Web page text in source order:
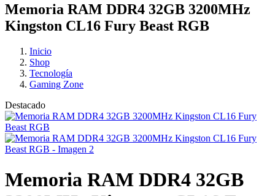
Memoria RAM DDR4 32GB 3200MHz
Kingston CL16 Fury Beast RGB
Inicio
Shop
Tecnología
Gaming Zone
Destacado
Memoria RAM DDR4 32GB